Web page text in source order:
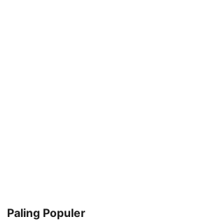
Paling Populer